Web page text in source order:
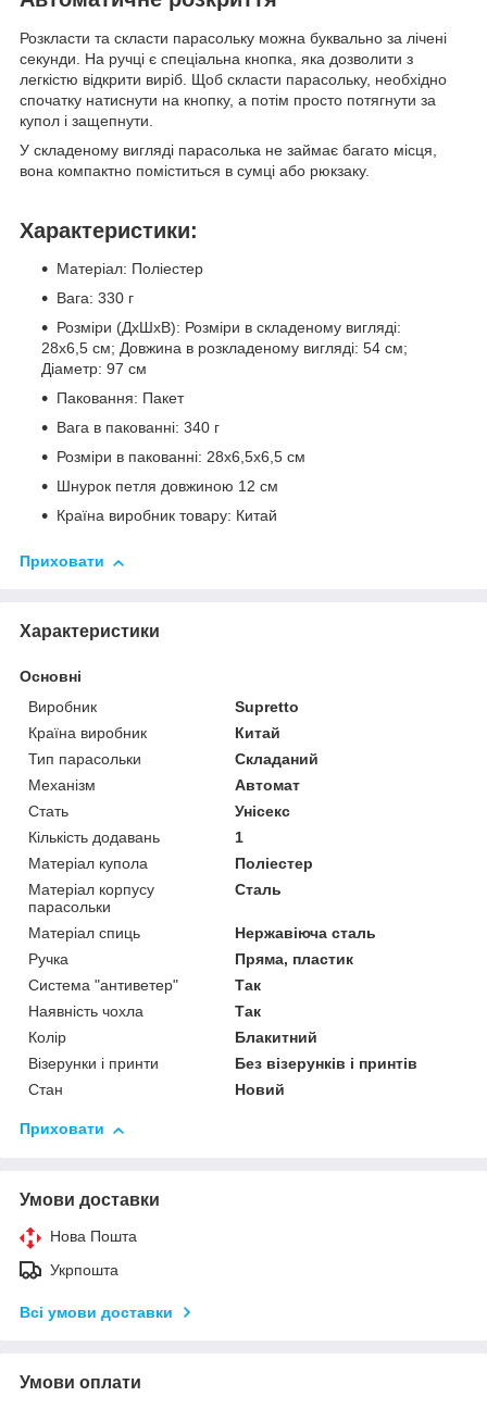
Розкласти та скласти парасольку можна буквально за лічені
секунди. На ручці є спеціальна кнопка, яка дозволити з
легкістю відкрити виріб. Щоб скласти парасольку, необхідно
спочатку натиснути на кнопку, а потім просто потягнути за
купол і защепнути.
У складеному вигляді парасолька не займає багато місця,
вона компактно поміститься в сумці або рюкзаку.
Характеристики:
Матеріал: Поліестер
Вага: 330 г
Розміри (ДхШхВ): Розміри в складеному вигляді:
28х6,5 см; Довжина в розкладеному вигляді: 54 см;
Діаметр: 97 см
Паковання: Пакет
Вага в пакованні: 340 г
Розміри в пакованні: 28x6,5x6,5 см
Шнурок петля довжиною 12 см
Країна виробник товару: Китай
Приховати
Характеристики
Основні
Виробник
Supretto
Країна виробник
Китай
Тип парасольки
Складаний
Механізм
Автомат
Стать
Унісекс
Кількість додавань
1
Матеріал купола
Поліестер
Матеріал корпусу
парасольки
Сталь
Матеріал спиць
Нержавіюча сталь
Ручка
Пряма, пластик
Система "антиветер"
Так
Наявність чохла
Так
Колір
Блакитний
Візерунки і принти
Без візерунків і принтів
Стан
Новий
Приховати
Умови доставки
Нова Пошта
Укрпошта
Всі умови доставки
Умови оплати